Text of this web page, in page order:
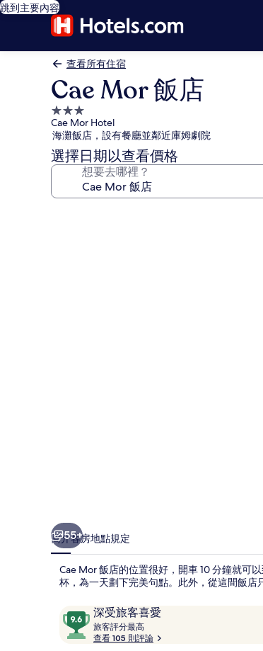
跳到主要內容
查看所有住宿
Cae Mor 飯店
3.0
星
級
住
宿
Cae Mor Hotel
海灘飯店，設有餐廳並鄰近庫姆劇院
選擇日期以查看價格
想要去哪裡？
55+
簡介客房地點規定
Cae Mor 飯店的位置很好，開車 10 分鐘就可
杯，為一天劃下完美句點。此外，從這間飯店
評
論
深受旅客喜愛
9.6
分，
滿
旅客評分最高
客
查看 105 則評論